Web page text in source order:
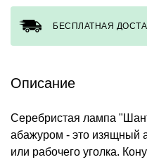
БЕСПЛАТНАЯ
Описание
Серебристая лампа
абажуром - это изящный
или рабочего уголка.